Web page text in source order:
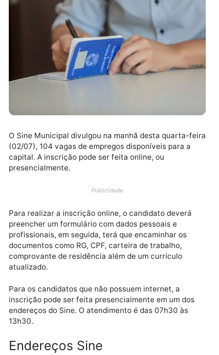
(02/07), 104 vagas de empregos disponíveis para a
presencialmente.
Publicidade
Para realizar a inscrição online, o candidato deverá
profissionais, em seguida, terá que encaminhar os
documentos como RG, CPF, carteira de trabalho,
comprovante de residência além de um currículo
atualizado.
Para os candidatos que não possuem internet, a